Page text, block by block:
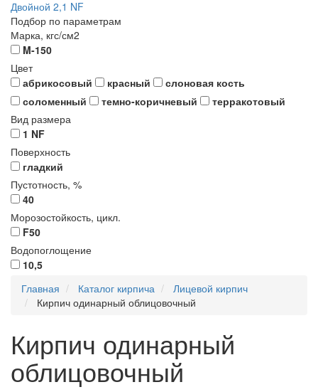
Двойной 2,1 NF
Подбор по параметрам
Марка, кгс/см2
M-150
Цвет
абрикосовый
красный
слоновая кость
соломенный
темно-коричневый
терракотовый
Вид размера
1 NF
Поверхность
гладкий
Пустотность, %
40
Морозостойкость, цикл.
F50
Водопоглощение
10,5
Главная
Каталог кирпича
Лицевой кирпич
Кирпич одинарный облицовочный
Кирпич одинарный
облицовочный